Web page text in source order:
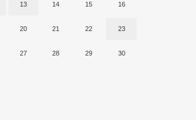
13 14 15 16
20 21 22 23
27 28 29 30